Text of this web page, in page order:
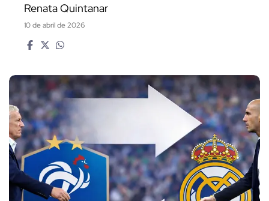
Renata Quintanar
10 de abril de 2026